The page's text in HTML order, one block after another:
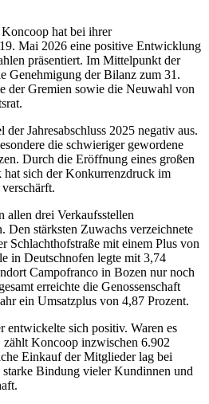
hat bei ihrer
Mai 2026 eine positive Entwicklung
präsentiert. Im Mittelpunkt der
Genehmigung der Bilanz zum 31.
der Gremien sowie die Neuwahl von
Jahresabschluss 2025 negativ aus.
die schwieriger gewordene
Durch die Eröffnung eines großen
hat sich der Konkurrenzdruck im
allen drei Verkaufsstellen
Den stärksten Zuwachs verzeichnete
Schlachthofstraße mit einem Plus von
in Deutschnofen legte mit 3,74
Campofranco in Bozen nur noch
erreichte die Genossenschaft
ein Umsatzplus von 4,87 Prozent.
sich positiv. Waren es
Koncoop inzwischen 6.902
Einkauf der Mitglieder lag bei
Bindung vieler Kundinnen und